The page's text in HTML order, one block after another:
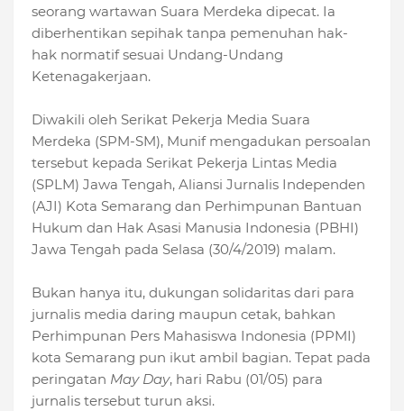
seorang wartawan Suara Merdeka dipecat. Ia
diberhentikan sepihak tanpa pemenuhan hak-
hak normatif sesuai Undang-Undang
Ketenagakerjaan.
Diwakili oleh Serikat Pekerja Media Suara
Merdeka (SPM-SM), Munifmengadukan persoalan
tersebut kepada Serikat Pekerja Lintas Media
(SPLM) Jawa Tengah, Aliansi Jurnalis Independen
(AJI) Kota Semarang dan Perhimpunan Bantuan
Hukum dan Hak Asasi Manusia Indonesia (PBHI)
Jawa Tengah pada Selasa (30/4/2019) malam.
Bukan hanya itu, dukungan solidaritas dari para
jurnalis media daring maupun cetak, bahkan
Perhimpunan Pers Mahasiswa Indonesia (PPMI)
kota Semarang pun ikut ambil bagian. Tepat pada
peringatan May Day, hari Rabu (01/05) para
jurnalis tersebut turun aksi.